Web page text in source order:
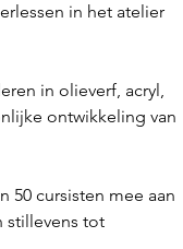
in het atelier
in olieverf, acryl,
ontwikkeling van
50 cursisten mee aan
stillevens tot